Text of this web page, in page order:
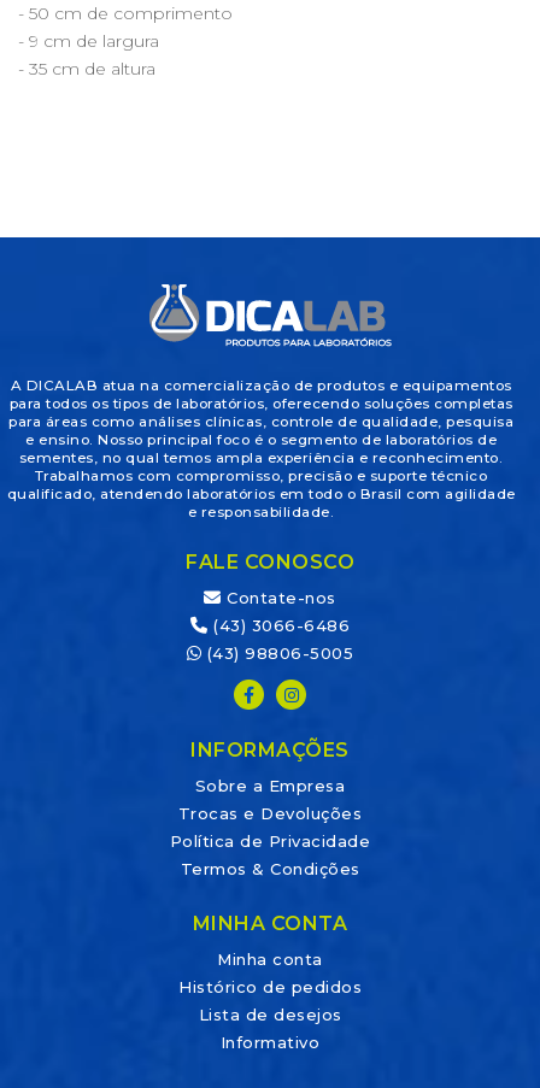
- 50 cm de comprimento
- 9 cm de largura
- 35 cm de altura
A DICALAB atua na comercialização de produtos e equipamentos
para todos os tipos de laboratórios, oferecendo soluções completas
para áreas como análises clínicas, controle de qualidade, pesquisa
e ensino. Nosso principal foco é o segmento de laboratórios de
sementes, no qual temos ampla experiência e reconhecimento.
Trabalhamos com compromisso, precisão e suporte técnico
qualificado, atendendo laboratórios em todo o Brasil com agilidade
e responsabilidade.
FALE CONOSCO
Contate-nos
(43) 3066-6486
(43) 98806-5005
INFORMAÇÕES
Sobre a Empresa
Trocas e Devoluções
Política de Privacidade
Termos & Condições
MINHA CONTA
Minha conta
Histórico de pedidos
Lista de desejos
Informativo